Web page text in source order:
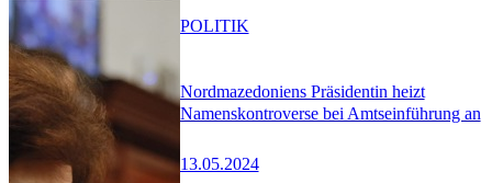
Nordmazedoniens Präsidentin heizt
Namenskontroverse bei Amtseinführung an
13.05.2024
POLITIK